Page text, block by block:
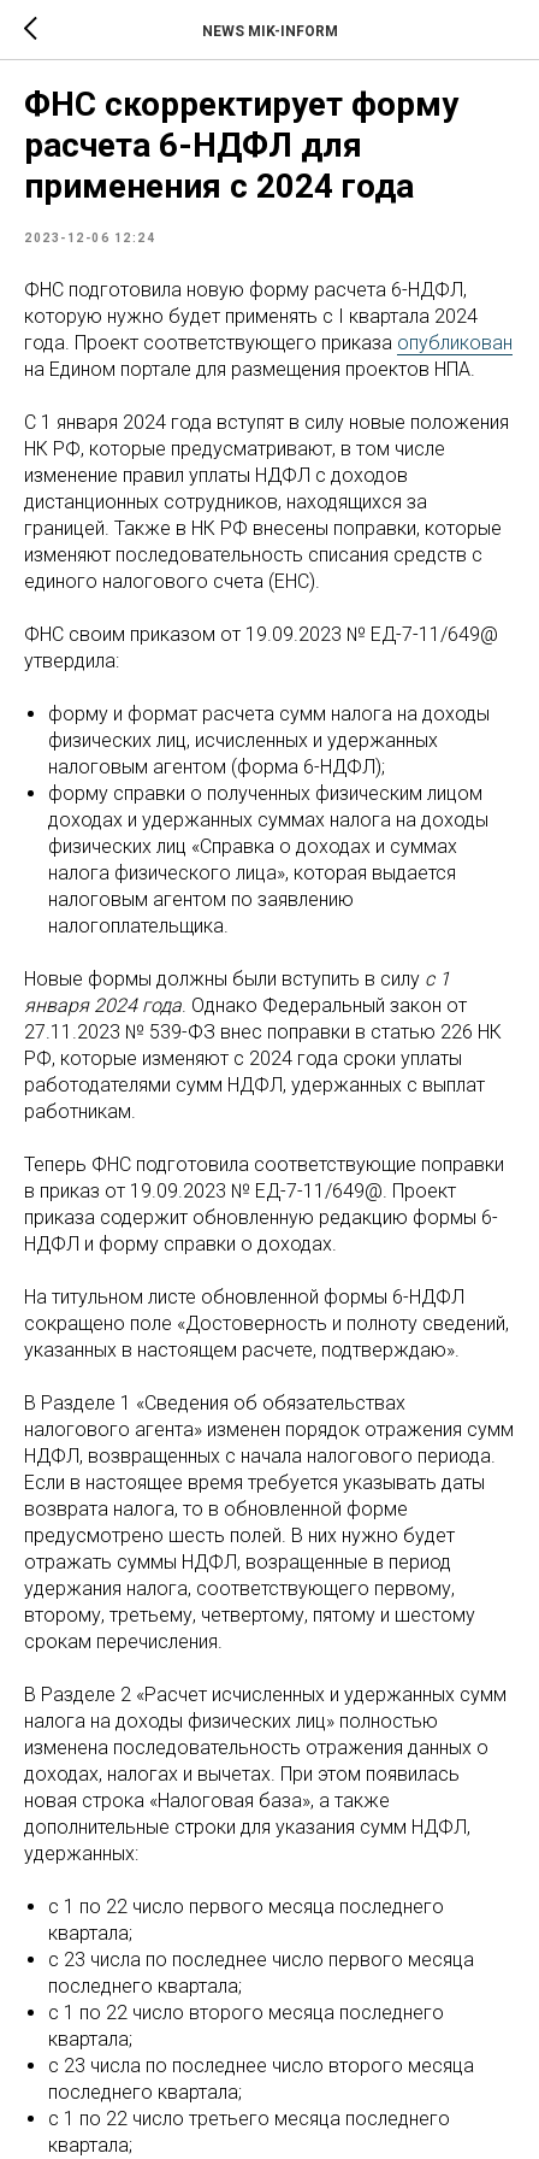
NEWS MIK-INFORM
ФНС скорректирует форму
расчета 6-НДФЛ для
применения с 2024 года
2023-12-06 12:24
ФНС подготовила новую форму расчета 6-НДФЛ,
которую нужно будет применять с I квартала 2024
года. Проект соответствующего приказа опубликован
на Едином портале для размещения проектов НПА.
С 1 января 2024 года вступят в силу новые положения
НК РФ, которые предусматривают, в том числе
изменение правил уплаты НДФЛ с доходов
дистанционных сотрудников, находящихся за
границей. Также в НК РФ внесены поправки, которые
изменяют последовательность списания средств с
единого налогового счета (ЕНС).
ФНС своим приказом от 19.09.2023 № ЕД-7-11/649@
утвердила:
форму и формат расчета сумм налога на доходы
физических лиц, исчисленных и удержанных
налоговым агентом (форма 6-НДФЛ);
форму справки о полученных физическим лицом
доходах и удержанных суммах налога на доходы
физических лиц «Справка о доходах и суммах
налога физического лица», которая выдается
налоговым агентом по заявлению
налогоплательщика.
Новые формы должны были вступить в силу с 1
января 2024 года. Однако Федеральный закон от
27.11.2023 № 539-ФЗ внес поправки в статью 226 НК
РФ, которые изменяют с 2024 года сроки уплаты
работодателями сумм НДФЛ, удержанных с выплат
работникам.
Теперь ФНС подготовила соответствующие поправки
в приказ от 19.09.2023 № ЕД-7-11/649@. Проект
приказа содержит обновленную редакцию формы 6-
НДФЛ и форму справки о доходах.
На титульном листе обновленной формы 6-НДФЛ
сокращено поле «Достоверность и полноту сведений,
указанных в настоящем расчете, подтверждаю».
В Разделе 1 «Сведения об обязательствах
налогового агента» изменен порядок отражения сумм
НДФЛ, возвращенных с начала налогового периода.
Если в настоящее время требуется указывать даты
возврата налога, то в обновленной форме
предусмотрено шесть полей. В них нужно будет
отражать суммы НДФЛ, возращенные в период
удержания налога, соответствующего первому,
второму, третьему, четвертому, пятому и шестому
срокам перечисления.
В Разделе 2 «Расчет исчисленных и удержанных сумм
налога на доходы физических лиц» полностью
изменена последовательность отражения данных о
доходах, налогах и вычетах. При этом появилась
новая строка «Налоговая база», а также
дополнительные строки для указания сумм НДФЛ,
удержанных:
с 1 по 22 число первого месяца последнего
квартала;
с 23 числа по последнее число первого месяца
последнего квартала;
с 1 по 22 число второго месяца последнего
квартала;
с 23 числа по последнее число второго месяца
последнего квартала;
с 1 по 22 число третьего месяца последнего
квартала;